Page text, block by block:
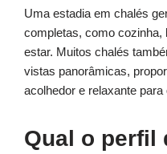
Uma estadia em chalés
completas, como cozinha,
estar. Muitos chalés
vistas panorâmicas,
acolhedor e relaxante para
Qual o perfil